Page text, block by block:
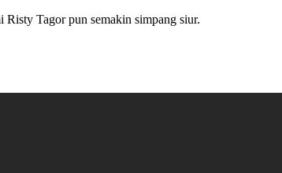
Risty Tagor pun semakin simpang siur.